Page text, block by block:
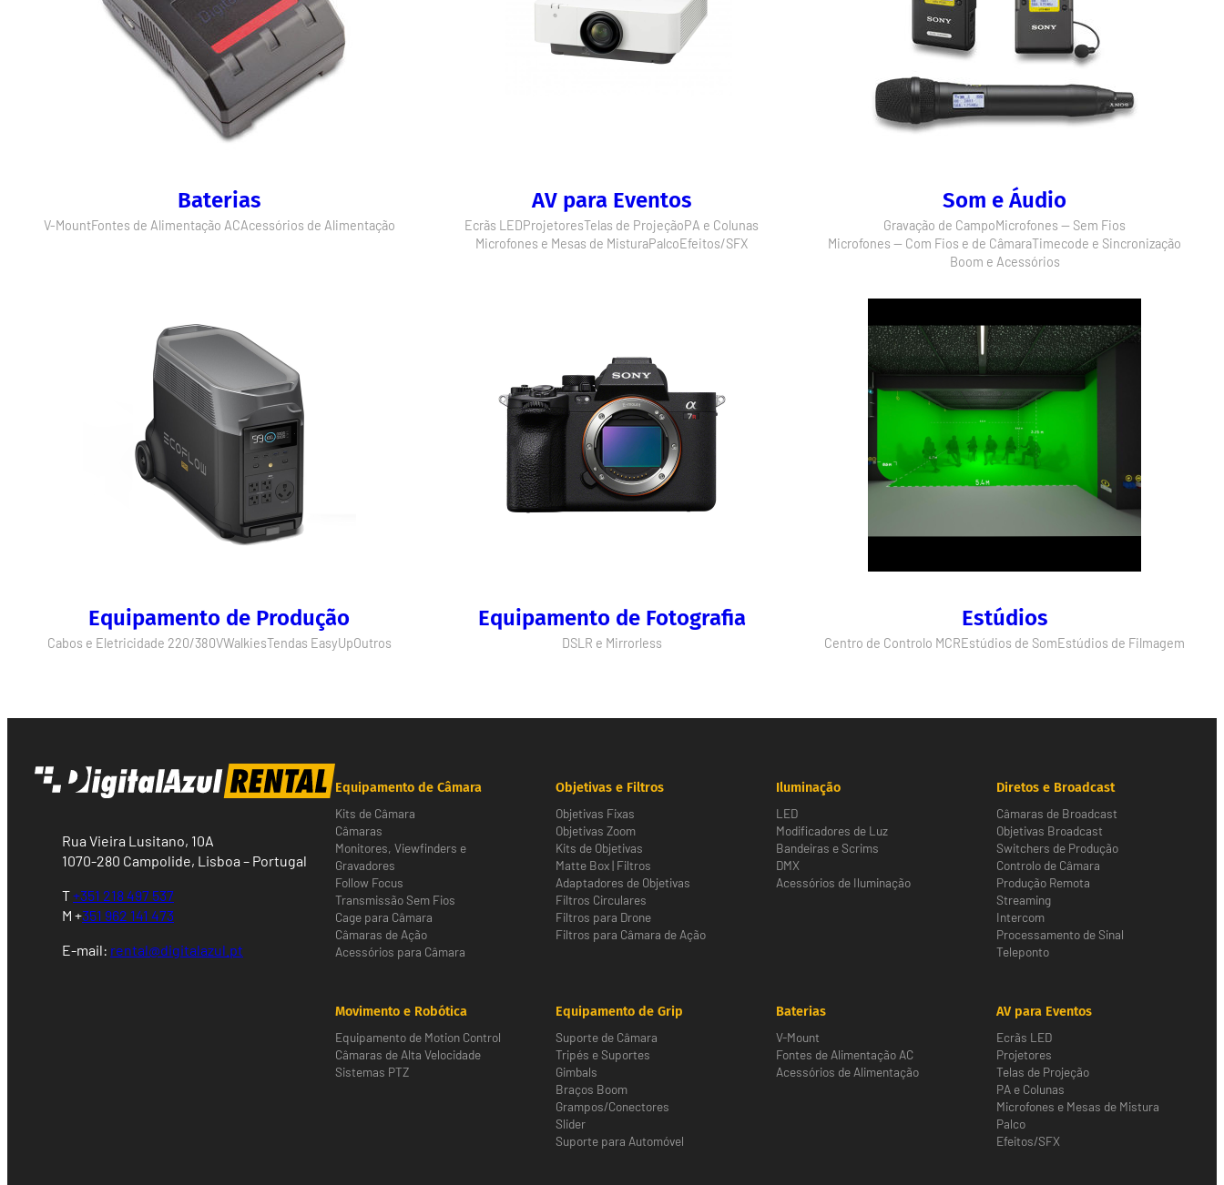
Baterias
V-MountFontes de Alimentação ACAcessórios de Alimentação
AV para Eventos
Ecrãs LEDProjetoresTelas de ProjeçãoPA e Colunas
Microfones e Mesas de MisturaPalcoEfeitos/SFX
Som e Áudio
Gravação de CampoMicrofones — Sem Fios
Microfones — Com Fios e de CâmaraTimecode e Sincronização
Boom e Acessórios
Equipamento de Produção
Cabos e Eletricidade 220/380VWalkiesTendas EasyUpOutros
Equipamento de Fotografia
DSLR e Mirrorless
Estúdios
Centro de Controlo MCREstúdios de SomEstúdios de Filmagem
Rua Vieira Lusitano, 10A
1070-280 Campolide, Lisboa – Portugal
T+351 218 497 537
M +351 962 141 473
E-mail: rental@digitalazul.pt
Equipamento de Câmara
Kits de Câmara
Câmaras
Monitores, Viewfinders e
Gravadores
Follow Focus
Transmissão Sem Fios
Cage para Câmara
Câmaras de Ação
Acessórios para Câmara
Objetivas e Filtros
Objetivas Fixas
Objetivas Zoom
Kits de Objetivas
Matte Box | Filtros
Adaptadores de Objetivas
Filtros Circulares
Filtros para Drone
Filtros para Câmara de Ação
Iluminação
LED
Modificadores de Luz
Bandeiras e Scrims
DMX
Acessórios de Iluminação
Diretos e Broadcast
Câmaras de Broadcast
Objetivas Broadcast
Switchers de Produção
Controlo de Câmara
Produção Remota
Streaming
Intercom
Processamento de Sinal
Teleponto
Movimento e Robótica
Equipamento de Motion Control
Câmaras de Alta Velocidade
Sistemas PTZ
Equipamento de Grip
Suporte de Câmara
Tripés e Suportes
Gimbals
Braços Boom
Grampos/Conectores
Slider
Suporte para Automóvel
Baterias
V-Mount
Fontes de Alimentação AC
Acessórios de Alimentação
AV para Eventos
Ecrãs LED
Projetores
Telas de Projeção
PA e Colunas
Microfones e Mesas de Mistura
Palco
Efeitos/SFX